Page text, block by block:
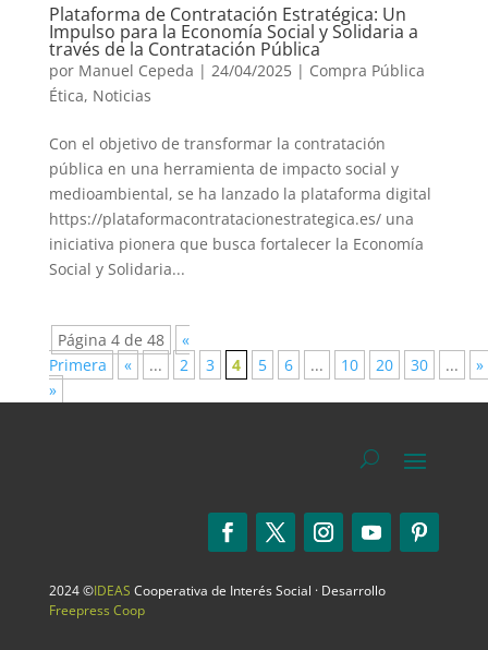
Plataforma de Contratación Estratégica: Un
Impulso para la Economía Social y Solidaria a
través de la Contratación Pública
por Manuel Cepeda | 24/04/2025 | Compra Pública
Ética, Noticias
Con el objetivo de transformar la contratación
pública en una herramienta de impacto social y
medioambiental, se ha lanzado la plataforma digital
https://plataformacontratacionestrategica.es/ una
iniciativa pionera que busca fortalecer la Economía
Social y Solidaria...
Página 4 de 48
«
Primera
« ... 2 3 4 5 6 ... 10 20 30 ...
»
»
2024 ©IDEAS Cooperativa de Interés Social · Desarrollo
Freepress Coop